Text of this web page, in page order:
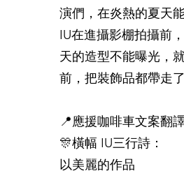
演們，在炎熱的夏天
IU在進攝影棚拍攝前
天的造型不能曝光，
前，把裝飾品都帶走了
📍應援咖啡車文案翻
🎊橫幅 IU三行詩：
以美麗的作品